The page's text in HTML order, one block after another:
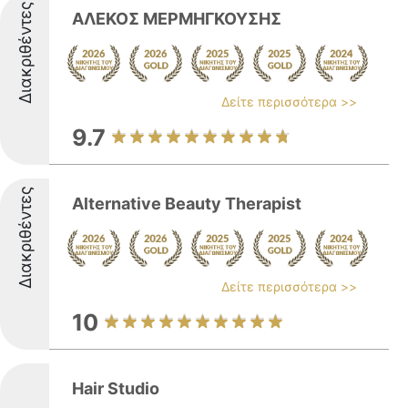
Διακριθέντες ΑΛΕΚΟΣ ΜΕΡΜΗΓΚΟΥΣΗΣ
Δείτε περισσότερα >>
9.7
Διακριθέντες Alternative Beauty Therapist
Δείτε περισσότερα >>
10
Hair Studio